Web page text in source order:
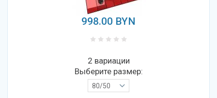
998.00 BYN
2 вариации
Выберите размер:
80/50